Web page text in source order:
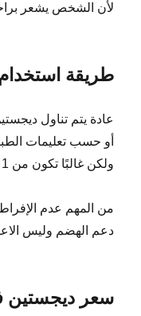
لأن الشخص يشعر
طريقة
أو حسب تعليمات
ولكن غالبًا تكون من 1 إلى 2 قرص عدة مرات يوميًا.
من المهم عدم
دعم الهضم وليس
سعر ديجستين